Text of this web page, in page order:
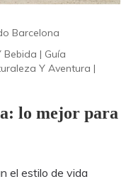
Barcelona
Bebida | Guía
Y Aventura |
lo mejor para
el estilo de vida